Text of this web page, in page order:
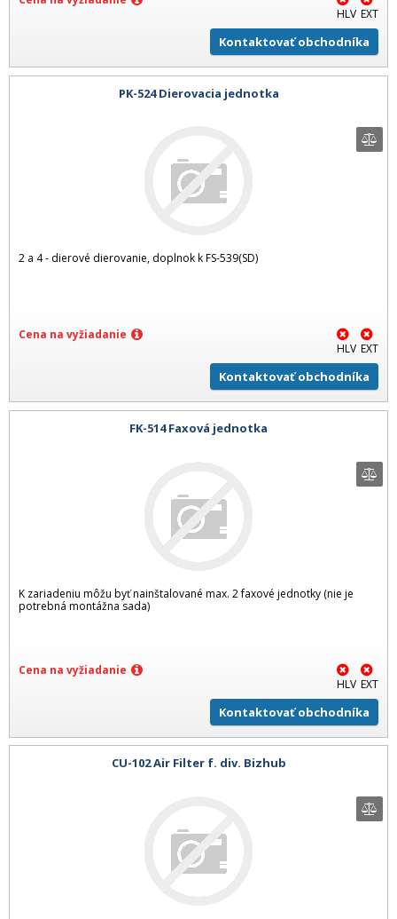
HLV EXT
Kontaktovať obchodníka
PK-524 Dierovacia jednotka
2 a 4 - dierové dierovanie, doplnok k FS-539(SD)
Cena na vyžiadanie
HLV EXT
Kontaktovať obchodníka
FK-514 Faxová jednotka
K zariadeniu môžu byť nainštalované max. 2 faxové jednotky (nie je
potrebná montážna sada)
Cena na vyžiadanie
HLV EXT
Kontaktovať obchodníka
CU-102 Air Filter f. div. Bizhub